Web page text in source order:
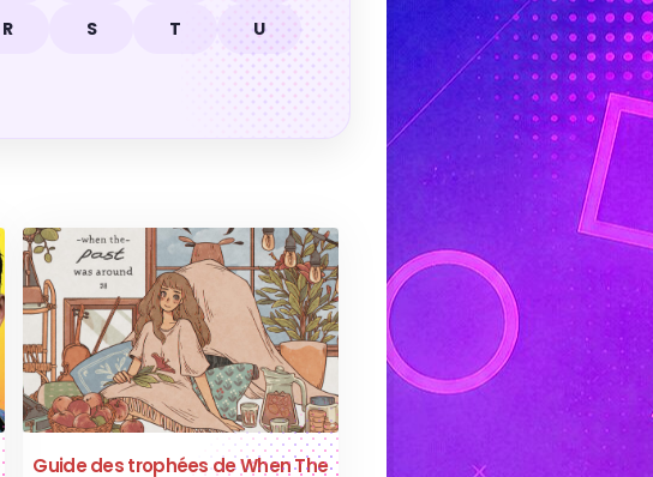
R S T U
Guide des trophées de When The